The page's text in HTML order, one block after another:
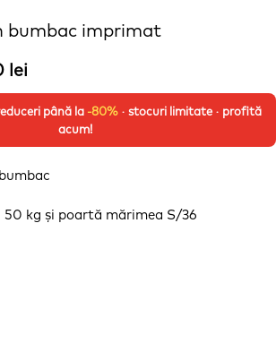
bumbac imprimat
lei
până la -80%· stocuri limitate · profită
acum!
50 kg și poartă mărimea S/36